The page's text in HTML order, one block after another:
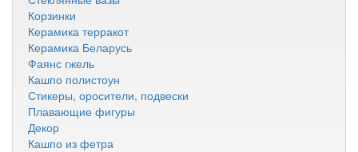
Корзинки
Керамика терракот
Керамика Беларусь
Фаянс гжель
Кашпо полистоун
Стикеры, оросители, подвески
Плавающие фигуры
Декор
Кашпо из фетра